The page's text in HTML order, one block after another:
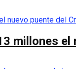
millones el